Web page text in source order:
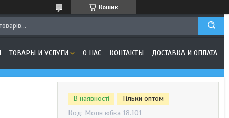
Кошик
ТОВАРЫ И УСЛУГИ О НАС КОНТАКТЫ ДОСТАВКА И ОПЛАТА
В наявності
Тільки оптом
Код: Молн юбка 18.101